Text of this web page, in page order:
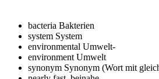
bacteria Bakterien
system System
environmental Umwelt-
environment Umwelt
synonym Synonym (Wort mit